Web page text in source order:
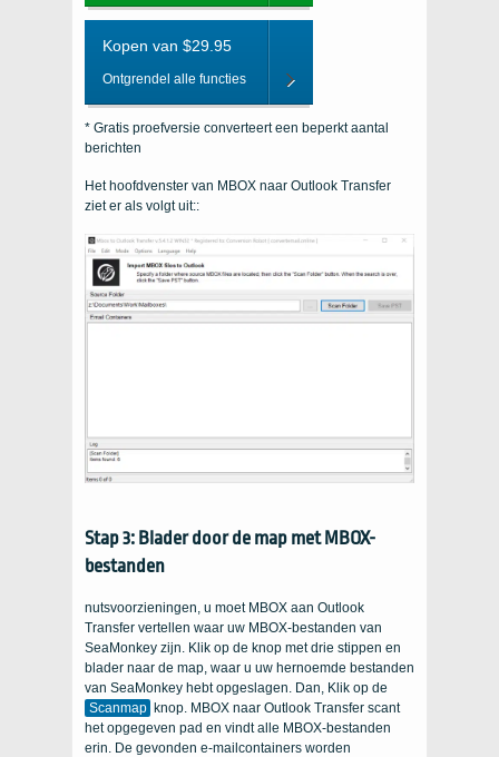
Kopen van $29.95
Ontgrendel alle functies
* Gratis proefversie converteert een beperkt aantal
berichten
Het hoofdvenster van MBOX naar Outlook Transfer
ziet er als volgt uit::
Stap 3: Blader door de map met MBOX-
bestanden
nutsvoorzieningen, u moet MBOX aan Outlook
Transfer vertellen waar uw MBOX-bestanden van
SeaMonkey zijn. Klik op de knop met drie stippen en
blader naar de map, waar u uw hernoemde bestanden
van SeaMonkey hebt opgeslagen. Dan, Klik op de
Scanmap knop. MBOX naar Outlook Transfer scant
het opgegeven pad en vindt alle MBOX-bestanden
erin. De gevonden e-mailcontainers worden